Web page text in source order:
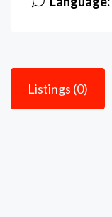
Listings (0)